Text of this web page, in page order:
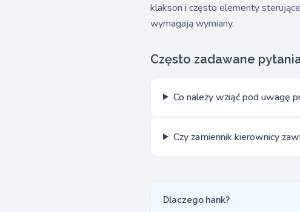
klakson i często elementy
wymagają wymiany.
Często zadawane
Co należy wziąć pod uwagę
Czy zamiennik kierownicy
Dlaczego hank?